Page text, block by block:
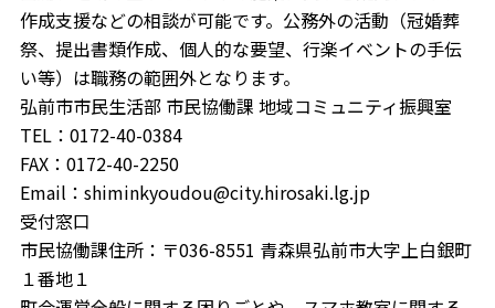
作成支援などの相談が可能です。公務外の活動（冠婚葬
祭、提出書類作成、個人的な要望、行楽イベントの手伝
い等）は職務の範囲外となります。
弘前市市民生活部 市民協働課 地域コミュニティ振興室
TEL：0172-40-0384
FAX：0172-40-2250
Email：shiminkyoudou@city.hirosaki.lg.jp
受付窓口
市民協働課住所：〒036-8551 青森県弘前市大字上白銀町
１番地１